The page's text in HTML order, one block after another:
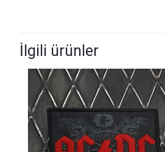
İlgili ürünler